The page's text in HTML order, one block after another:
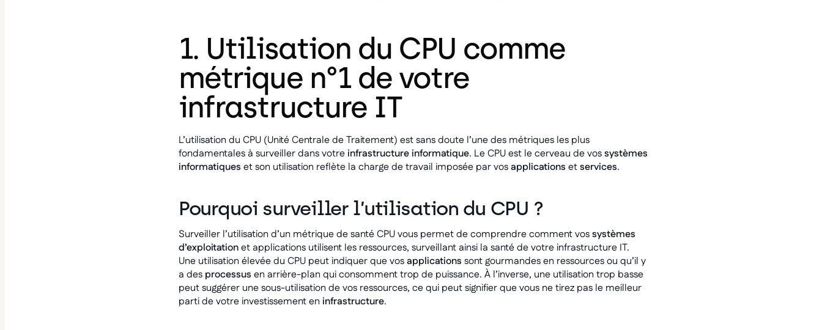
1. Utilisation du CPU comme
métrique n°1 de votre
infrastructure IT
L’utilisation du CPU (Unité Centrale de Traitement) est sans doute l’une des métriques les plus
fondamentales à surveiller dans votreinfrastructure informatique. Le CPU est le cerveau de vossystèmes
informatiques et son utilisation reflète la charge de travail imposée par vosapplications etservices.
Pourquoi surveiller l’utilisation du CPU ?
Surveiller l’utilisation d’un métrique de santé CPU vous permet de comprendre comment vossystèmes
d’exploitationet applications utilisent les ressources, surveillant ainsi la santé de votre infrastructure IT.
Une utilisation élevée du CPU peut indiquer que vosapplications sont gourmandes en ressources ou qu’il y
a des processus en arrière-plan qui consomment trop de puissance. À l’inverse, une utilisation trop basse
peut suggérer une sous-utilisation de vos ressources, ce qui peut signifier que vous ne tirez pas le meilleur
parti de votre investissement en infrastructure.